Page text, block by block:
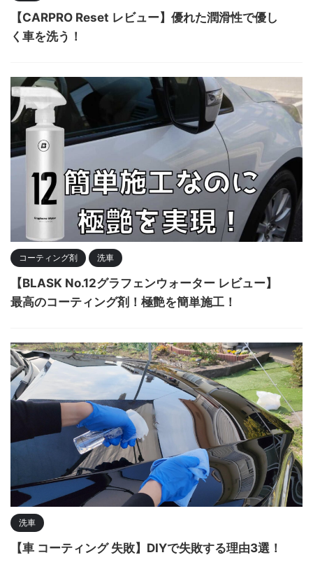
【CARPRO Reset レビュー】優れた潤滑性で優し
く車を洗う！
コーティング剤 洗車
【BLASK No.12グラフェンウォーター レビュー】
最高のコーティング剤！極艶を簡単施工！
洗車
【車 コーティング 失敗】DIYで失敗する理由3選！